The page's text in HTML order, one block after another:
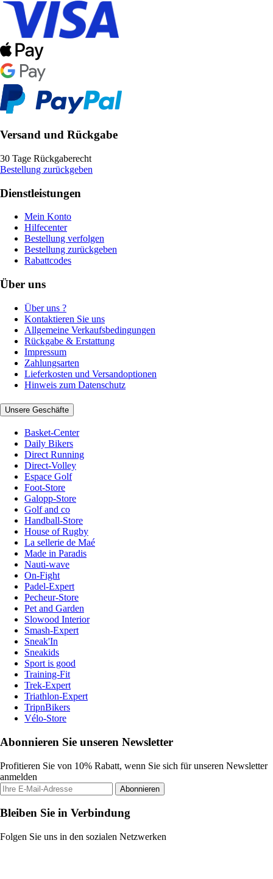
Versand und Rückgabe
30 Tage Rückgaberecht
Bestellung zurückgeben
Dienstleistungen
Mein Konto
Hilfecenter
Bestellung verfolgen
Bestellung zurückgeben
Rabattcodes
Über uns
Über uns ?
Kontaktieren Sie uns
Allgemeine Verkaufsbedingungen
Rückgabe & Erstattung
Impressum
Zahlungsarten
Lieferkosten und Versandoptionen
Hinweis zum Datenschutz
Unsere Geschäfte
Basket-Center
Daily Bikers
Direct Running
Direct-Volley
Espace Golf
Foot-Store
Galopp-Store
Golf and co
Handball-Store
House of Rugby
La sellerie de Maé
Made in Paradis
Nauti-wave
On-Fight
Padel-Expert
Pecheur-Store
Pet and Garden
Slowood Interior
Smash-Expert
Sneak'In
Sneakids
Sport is good
Training-Fit
Trek-Expert
Triathlon-Expert
TripnBikers
Vélo-Store
Abonnieren Sie unseren Newsletter
Profitieren Sie von 10% Rabatt, wenn Sie sich für unseren Newsletter
anmelden
Abonnieren
Bleiben Sie in Verbindung
Folgen Sie uns in den sozialen Netzwerken